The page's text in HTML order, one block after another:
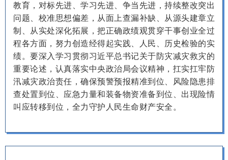
教育，对标先进、学习先进、争当先进，持续整改突出
问题、校准思想偏差，从面上查漏补缺、从源头建章立
制、从实处深化拓展，把正确政绩观贯穿干事创业全过
程各方面，努力创造经得起实践、人民、历史检验的实
绩。要深入学习贯彻习近平总书记关于防灾减灾救灾的
重要论述，认真落实中央政治局会议精神，扛实扛牢防
汛减灾政治责任，确保预警预报精准到位、风险隐患排
查处置到位、应急力量和装备物资准备到位、出现险情
叫应转移到位，全力守护人民生命财产安全。